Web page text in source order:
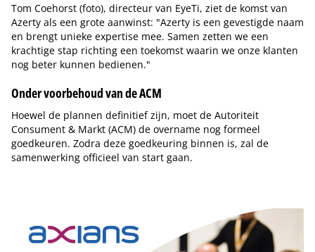
Tom Coehorst (foto), directeur van EyeTi, ziet de komst van
Azerty als een grote aanwinst: "Azerty is een gevestigde naam
en brengt unieke expertise mee. Samen zetten we een
krachtige stap richting een toekomst waarin we onze klanten
nog beter kunnen bedienen."
Onder voorbehoud van de ACM
Hoewel de plannen definitief zijn, moet de Autoriteit
Consument & Markt (ACM) de overname nog formeel
goedkeuren. Zodra deze goedkeuring binnen is, zal de
samenwerking officieel van start gaan.